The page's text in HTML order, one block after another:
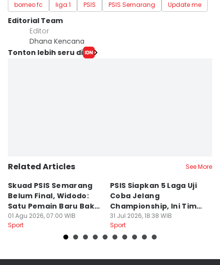
borneo fc liga 1 PSIS PSIS Semarang Update me
Editorial Team
Editor
Dhana Kencana
Tonton lebih seru di
Related Articles See More
Skuad PSIS Semarang
Belum Final, Widodo:
Satu Pemain Baru Bakal
Gabung
01 Agu 2026, 07:00 WIB
Sport
PSIS Siapkan 5 Laga Uji
Coba Jelang
Championship, Ini Tim
Calon Lawan
31 Jul 2026, 18:38 WIB
Sport